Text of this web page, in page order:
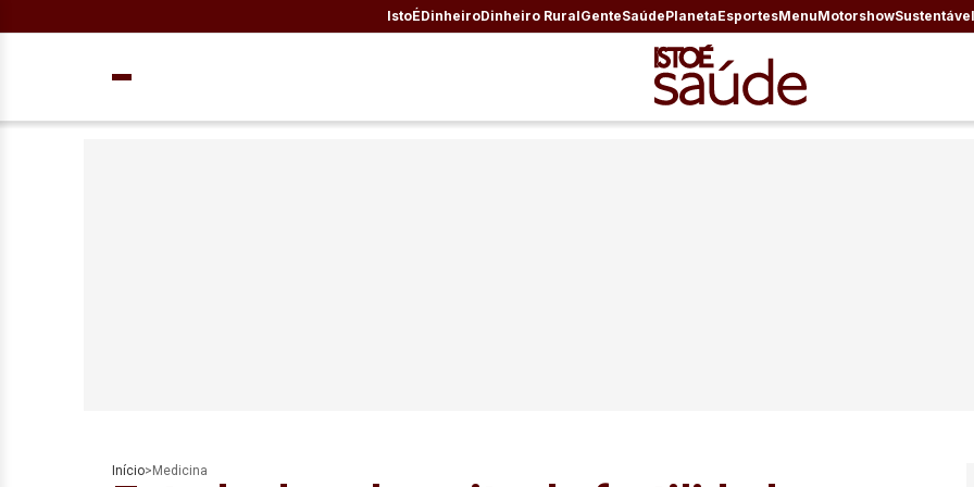
IstoÉDinheiroDinheiro RuralGenteSaúdePlanetaEsportesMenuMotorshowSustentável
Início> Medicina